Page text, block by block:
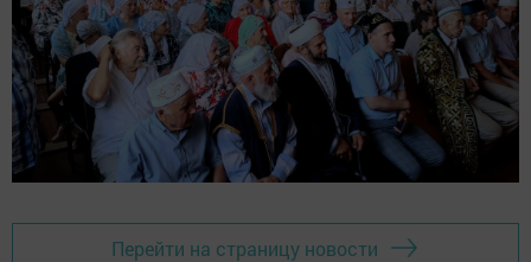
Перейти на страницу новости